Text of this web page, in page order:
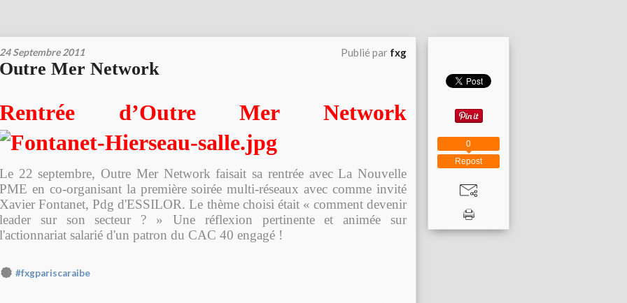
24 Septembre 2011 Publié par fxg
Outre Mer Network
Rentrée d’Outre Mer Network
Le 22 septembre, Outre Mer Network faisait sa rentrée avec La Nouvelle
PME en co-organisant la première soirée multi-réseaux avec comme invité
Xavier Fontanet, Pdg d'ESSILOR. Le thème choisi était « comment devenir
leader sur son secteur ? » Une réflexion pertinente et animée sur
l'actionnariat salarié d'un patron du CAC 40 engagé !
#fxgpariscaraibe
Repost
0